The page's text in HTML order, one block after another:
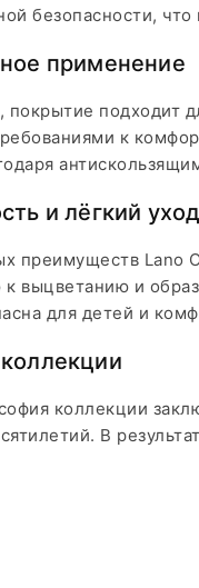
безопасности, что
применение
покрытие подходит
к
и лёгкий уход
преимуществ Lano
к выцветанию и
для детей и
коллекции
В